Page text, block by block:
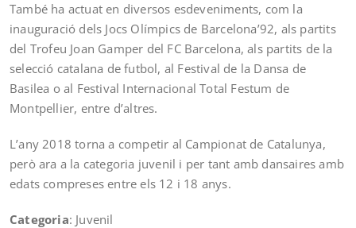
També ha actuat en diversos esdeveniments, com la
inauguració dels Jocs Olímpics de Barcelona’92, als partits
del Trofeu Joan Gamper del FC Barcelona, als partits de la
selecció catalana de futbol, al Festival de la Dansa de
Basilea o al Festival Internacional Total Festum de
Montpellier, entre d’altres.
L’any 2018 torna a competir al Campionat de Catalunya,
però ara a la categoria juvenil i per tant amb dansaires amb
edats compreses entre els 12 i 18 anys.
Categoria: Juvenil